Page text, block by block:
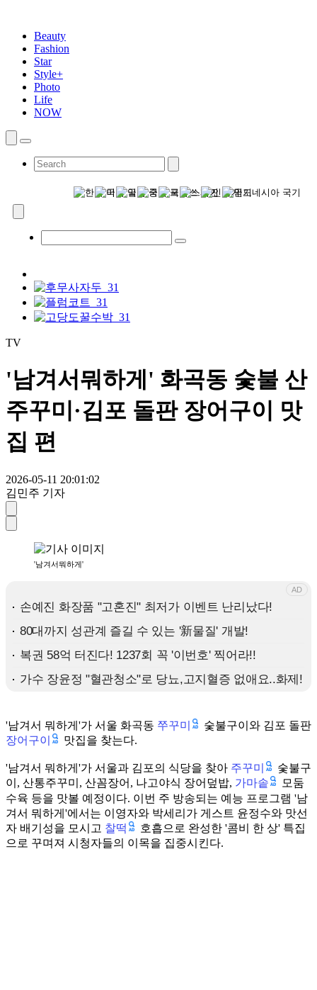
Beauty
Fashion
Star
Style+
Photo
Life
NOW
TV
'남겨서뭐하게' 화곡동 숯불 산
주꾸미·김포 돌판 장어구이 맛
집 편
2026-05-11 20:01:02
김민주 기자
'남겨서뭐하게'
'남겨서 뭐하게'가 서울 화곡동 쭈꾸미
숯불구이와 김포 돌판
장어구이
맛집을 찾는다.
'남겨서 뭐하게'가 서울과 김포의 식당을 찾아 주꾸미
숯불구
이, 산통주꾸미, 산꼼장어, 나고야식 장어덮밥, 가마솥
모둠
수육 등을 맛볼 예정이다. 이번 주 방송되는 예능 프로그램 '남
겨서 뭐하게'에서는 이영자와 박세리가 게스트 윤정수와 맛선
자 배기성을 모시고 찰떡
호흡으로 완성한 '콤비 한 상' 특집
으로 꾸며져 시청자들의 이목을 집중시킨다.